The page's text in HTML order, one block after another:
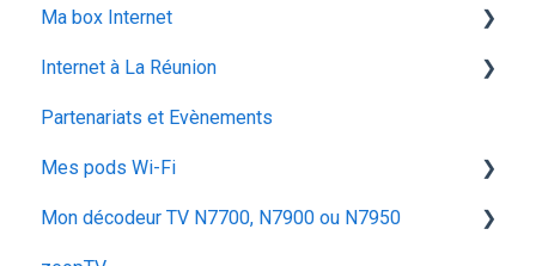
Ma box Internet
ZTE F670
Iskratel Innbox G68
Iskratel Innbox G92
Application Ma zeopbox
Internet à La Réunion
La fibre optique
Partenariats et Evènements
Mes pods Wi-Fi
Huawei OptiXstar K153
Mon décodeur TV N7700, N7900 ou N7950